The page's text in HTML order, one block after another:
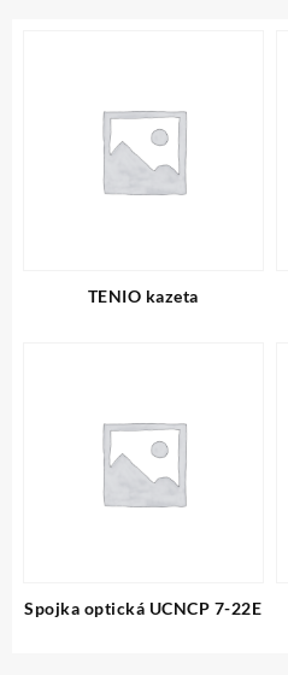
TENIO kazeta
Spojka optická UCNCP 7-22E